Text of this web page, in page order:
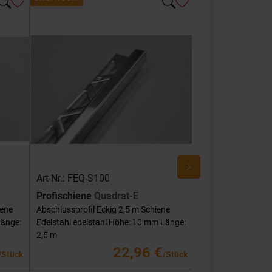
Art-Nr.: FEQ-S100
Profischiene Quadrat-E
Abschlussprofil Eckig 2,5 m Schiene
Edelstahl edelstahl Höhe: 10 mm Länge:
2,5 m
22,96 €/Stück